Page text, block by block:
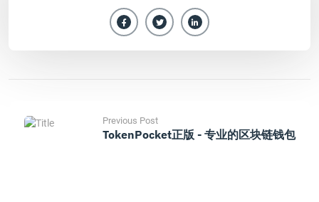
Previous Post
TokenPocket正版 - 专业的区块链钱包